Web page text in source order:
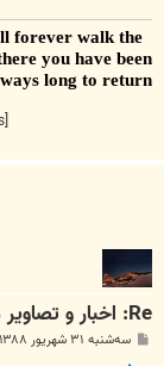
forever walk the
you have been
long to return
Re: اخبار و تصاوير مراسم رژه ي نيروهاي مسلح در روز 31/6/88
پ سه‌شنبه ۳۱ شهریور ۱۳۸۸, ۱:۰۱ ب.ظ